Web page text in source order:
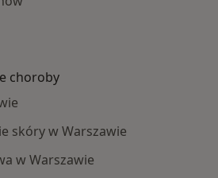
choroby
skóry w Warszawie
w Warszawie